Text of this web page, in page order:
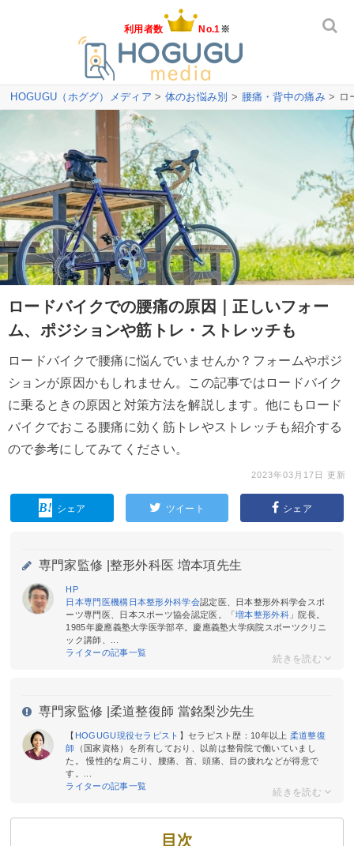
利用者数 No.1 ※
HOGUGU（ホググ）メディア > 体のお悩み別 > 腰痛・背中の痛み> ロ
ロードバイクでの腰痛の原因｜正しいフォー
ム、ポジションや筋トレ・ストレッチも
ロードバイクで腰痛に悩んでいませんか？フォームやポジ
ションが原因かもしれません。この記事ではロードバイク
に乗るときの原因と対策方法を解説します。他にもロード
バイクでおこる腰痛に効く筋トレやストレッチも紹介する
ので参考にしてみてください。
2023年03月17日 更新
シェア ツイート シェア
専門家監修 | 整形外科医 増本項先生
HP
日本専門医機構日本整形外科学会認定医、日本整形外科学会スポ
ーツ専門医、日本スポーツ協会認定医。「増本整形外科」院長。
1985年慶應義塾大学医学部卒。慶應義塾大学病院スポーツクリニ
ック講師、...
ライターの記事一覧
専門家監修 | 柔道整復師 當銘梨沙先生
【 HOGUGU現役セラピスト 】セラピスト歴：10年以上 柔道整復
師 （国家資格）を所有しており、以前は整骨院で働いていまし
た。 慢性的な肩こり、腰痛、首、頭痛、目の疲れなどが得意で
す。...
ライターの記事一覧
目次